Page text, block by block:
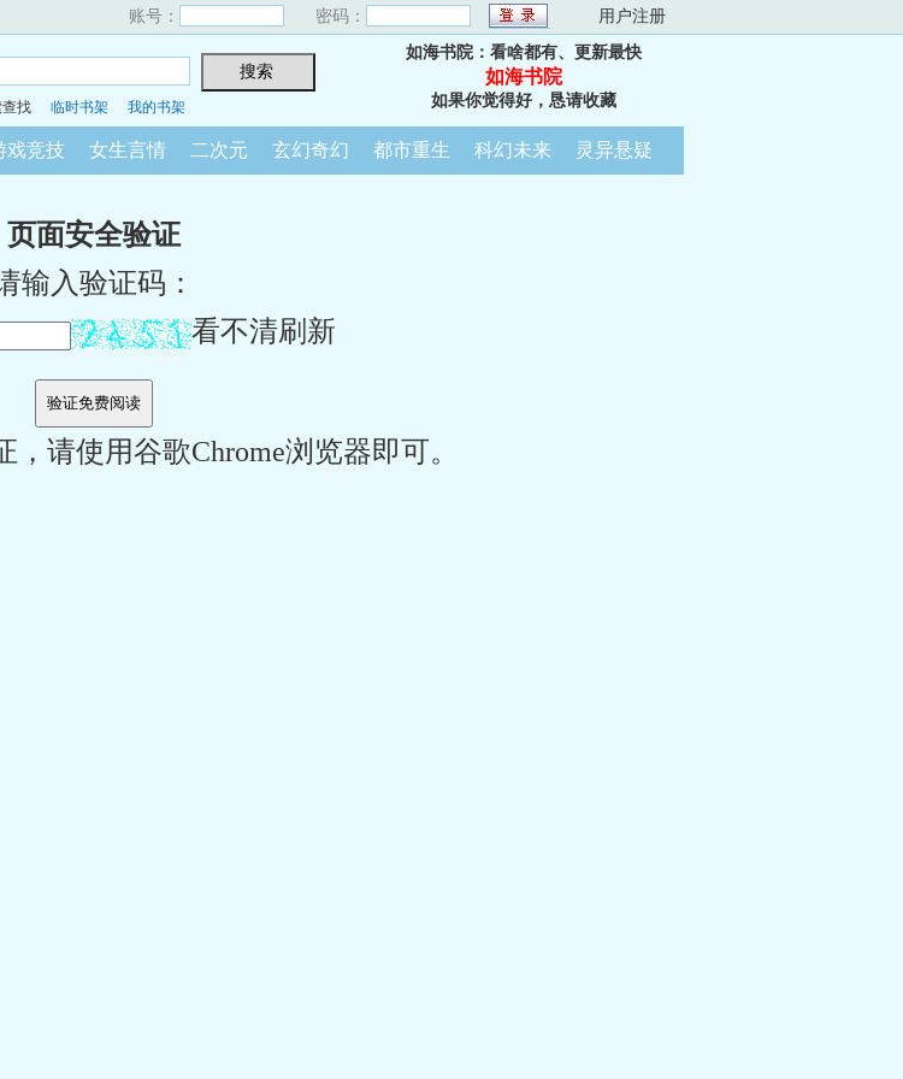
账号： 密码： 用户注册
找 临时书架 我的书架
如海书院：看啥都有、更新最快
如海书院
如果你觉得好，恳请收藏
戏竞技 女生言情 二次元 玄幻奇幻 都市重生 科幻未来 灵异悬疑
页面安全验证
输入验证码：
看不清刷新
请使用谷歌Chrome浏览器即可。